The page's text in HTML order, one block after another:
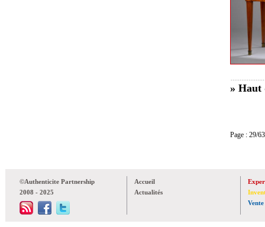
» Haut
Page :
©Authenticite Partnership
2008 - 2025
Accueil
Actualités
Vente